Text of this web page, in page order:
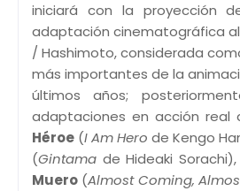
iniciará con la proyección
adaptación cinematográfica
/ Hashimoto, considerada
más importantes de la
últimos años;
adaptaciones en acción real
Héroe (I Am Hero de Kengo
(Gintama de Hideaki Sorachi),
Muero (Almost Coming,